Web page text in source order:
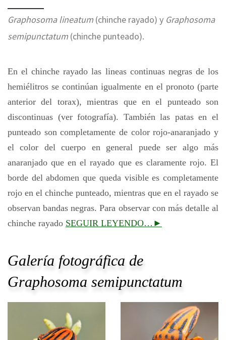
Graphosoma lineatum (chinche rayado) y Graphosoma
semipunctatum (chinche punteado).
En el chinche rayado las lineas continuas negras de los
hemiélitros se continúan igualmente en el pronoto (parte
anterior del torax), mientras que en el punteado son
discontinuas (ver fotografía). También las patas en el
punteado son completamente de color rojo-anaranjado y
el color del cuerpo en general puede ser algo más
anaranjado que en el rayado que es claramente rojo. El
borde del abdomen que queda visible es completamente
rojo en el chinche punteado, mientras que en el rayado se
observan bandas negras. Para observar con más detalle al
chinche rayado SEGUIR LEYENDO…►
Galería fotográfica de
Graphosoma semipunctatum